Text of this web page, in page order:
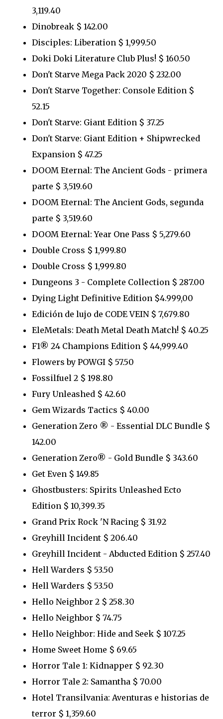
3,119.40
Dinobreak $ 142.00
Disciples: Liberation $ 1,999.50
Doki Doki Literature Club Plus! $ 160.50
Don't Starve Mega Pack 2020 $ 232.00
Don't Starve Together: Console Edition $
52.15
Don't Starve: Giant Edition $ 37.25
Don't Starve: Giant Edition + Shipwrecked
Expansion $ 47.25
DOOM Eternal: The Ancient Gods - primera
parte $ 3,519.60
DOOM Eternal: The Ancient Gods, segunda
parte $ 3,519.60
DOOM Eternal: Year One Pass $ 5,279.60
Double Cross $ 1,999.80
Double Cross $ 1,999.80
Dungeons 3 - Complete Collection $ 287.00
Dying Light Definitive Edition $4.999,00
Edición de lujo de CODE VEIN $ 7,679.80
EleMetals: Death Metal Death Match! $ 40.25
F1® 24 Champions Edition $ 44,999.40
Flowers by POWGI $ 57.50
Fossilfuel 2 $ 198.80
Fury Unleashed $ 42.60
Gem Wizards Tactics $ 40.00
Generation Zero ® - Essential DLC Bundle $
142.00
Generation Zero® - Gold Bundle $ 343.60
Get Even $ 149.85
Ghostbusters: Spirits Unleashed Ecto
Edition $ 10,399.35
Grand Prix Rock 'N Racing $ 31.92
Greyhill Incident $ 206.40
Greyhill Incident - Abducted Edition $ 257.40
Hell Warders $ 53.50
Hell Warders $ 53.50
Hello Neighbor 2 $ 258.30
Hello Neighbor $ 74.75
Hello Neighbor: Hide and Seek $ 107.25
Home Sweet Home $ 69.65
Horror Tale 1: Kidnapper $ 92.30
Horror Tale 2: Samantha $ 70.00
Hotel Transilvania: Aventuras e historias de
terror $ 1,359.60